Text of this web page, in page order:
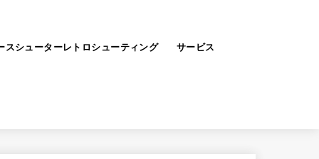
スシューターレトロシューティング サービス